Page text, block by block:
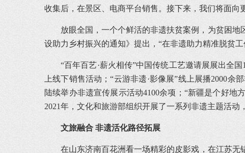
收集后，在景区、电商平台销售。接下来，我们将面
放眼全国，一个个鲜活的非遗扶贫案例，为贫困
设助力乡村振兴的通知》提出，“在非遗助力精准脱贫
“百年百艺·薪火相传”中国传统工艺邀请展展出全
上线下销售活动；“云游非遗·影像展”线上展播2000
陆续举办非遗宣传展示活动4100余项；“新疆是个好
2021年，文化和旅游部组织开展了一系列非遗主题活
文旅融合 非遗活化路径拓展
在山东济南百花洲看一场精彩的皮影戏，在江苏